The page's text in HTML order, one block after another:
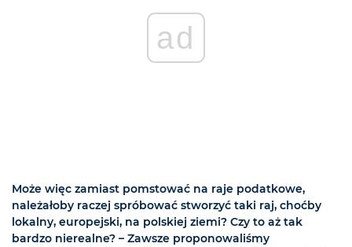
ad
Może więc zamiast pomstować na raje podatkowe,
należałoby raczej spróbować stworzyć taki raj, choćby
lokalny, europejski, na polskiej ziemi? Czy to aż tak
bardzo nierealne? – Zawsze proponowaliśmy